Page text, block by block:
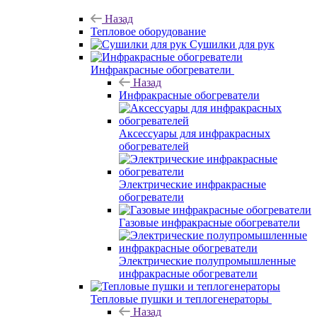
Назад
Тепловое оборудование
Сушилки для рук
Инфракрасные обогреватели
Назад
Инфракрасные обогреватели
Аксессуары для инфракрасных
обогревателей
Электрические инфракрасные
обогреватели
Газовые инфракрасные обогреватели
Электрические полупромышленные
инфракрасные обогреватели
Тепловые пушки и теплогенераторы
Назад